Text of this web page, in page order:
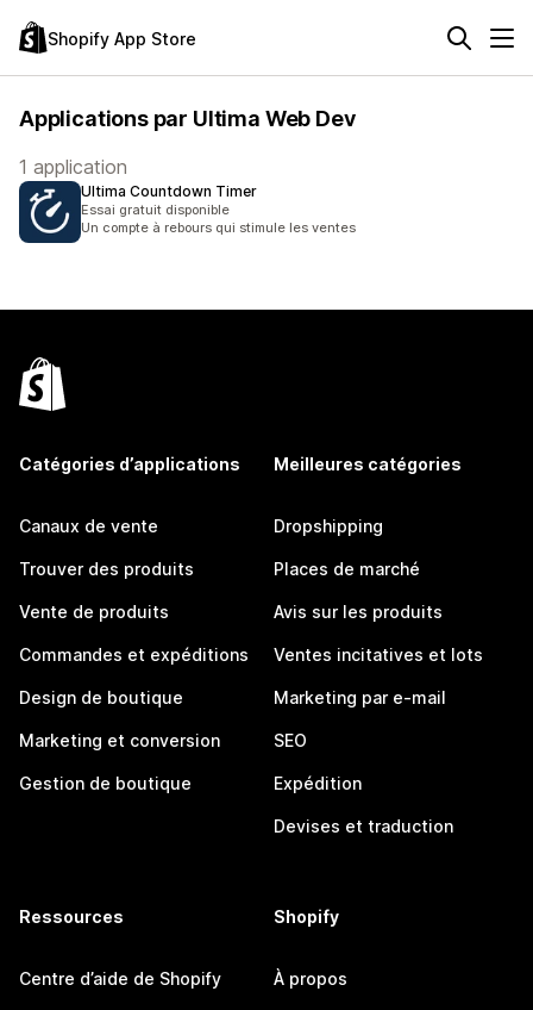
Shopify App Store
Applications par Ultima Web Dev
1 application
Ultima Countdown Timer
Essai gratuit disponible
Un compte à rebours qui stimule les ventes
Catégories d’applications
Canaux de vente
Trouver des produits
Vente de produits
Commandes et expéditions
Design de boutique
Marketing et conversion
Gestion de boutique
Meilleures catégories
Dropshipping
Places de marché
Avis sur les produits
Ventes incitatives et lots
Marketing par e-mail
SEO
Expédition
Devises et traduction
Ressources
Centre d’aide de Shopify
Shopify
À propos